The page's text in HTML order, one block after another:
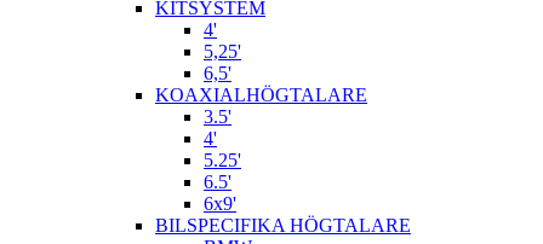
KITSYSTEM
4'
5,25'
6,5'
KOAXIALHÖGTALARE
3.5'
4'
5.25'
6.5'
6x9'
BILSPECIFIKA HÖGTALARE